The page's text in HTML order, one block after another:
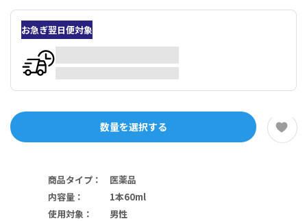
お急ぎ翌日便対象
数量を選択する
商品タイプ ：
医薬品
内容量 ：
1本60ml
使用対象 ：
男性